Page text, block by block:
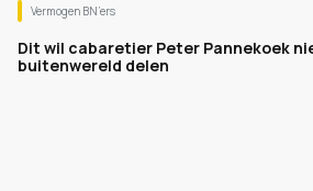
Vermogen BN’ers
Dit wil cabaretier Peter Pannekoek
buitenwereld delen